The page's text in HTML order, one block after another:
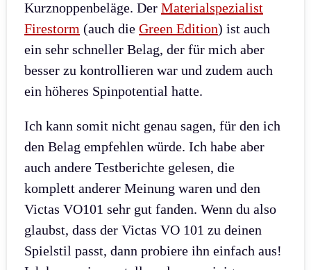
Kurznoppenbeläge. Der Materialspezialist
Firestorm (auch die Green Edition) ist auch
ein sehr schneller Belag, der für mich aber
besser zu kontrollieren war und zudem auch
ein höheres Spinpotential hatte.
Ich kann somit nicht genau sagen, für den ich
den Belag empfehlen würde. Ich habe aber
auch andere Testberichte gelesen, die
komplett anderer Meinung waren und den
Victas VO101 sehr gut fanden. Wenn du also
glaubst, dass der Victas VO 101 zu deinen
Spielstil passt, dann probiere ihn einfach aus!